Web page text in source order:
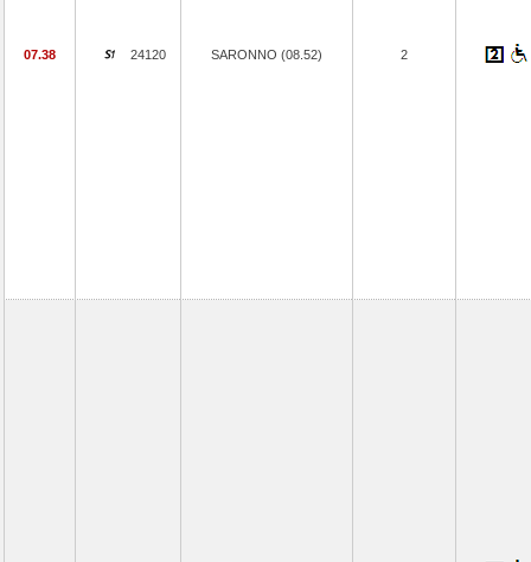
07.38 24120 SARONNO (08.52) 2